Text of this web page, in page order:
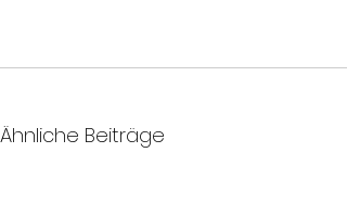
Ähnliche Beiträge